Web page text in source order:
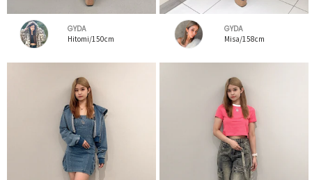
GYDA
Hitomi/150cm
GYDA
Misa/158cm